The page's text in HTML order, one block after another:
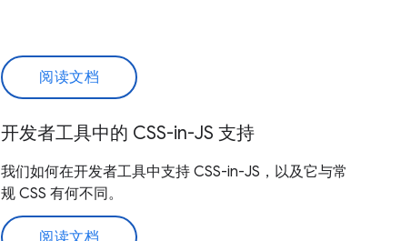
阅读文档
开发者工具中的 CSS-in-JS 支持
我们如何在开发者工具中支持 CSS-in-JS，以及它与常
规 CSS 有何不同。
阅读文档